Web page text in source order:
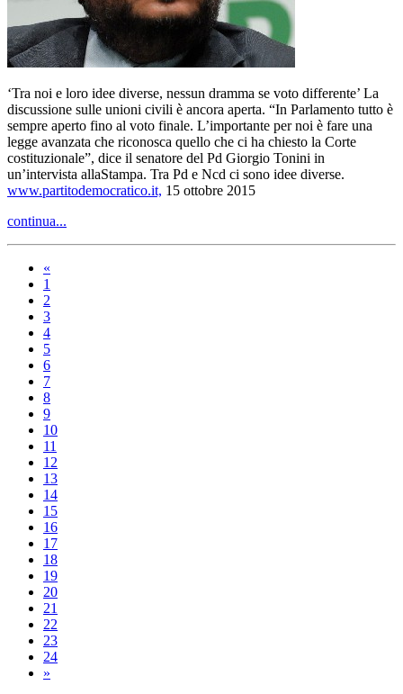
‘Tra noi e loro idee diverse, nessun dramma se voto differente’ La
discussione sulle unioni civili è ancora aperta. “In Parlamento tutto è
sempre aperto fino al voto finale. L’importante per noi è fare una
legge avanzata che riconosca quello che ci ha chiesto la Corte
costituzionale”, dice il senatore del Pd Giorgio Tonini in
un’intervista allaStampa. Tra Pd e Ncd ci sono idee diverse.
www.partitodemocratico.it, 15 ottobre 2015
continua...
«
1
2
3
4
5
6
7
8
9
10
11
12
13
14
15
16
17
18
19
20
21
22
23
24
»